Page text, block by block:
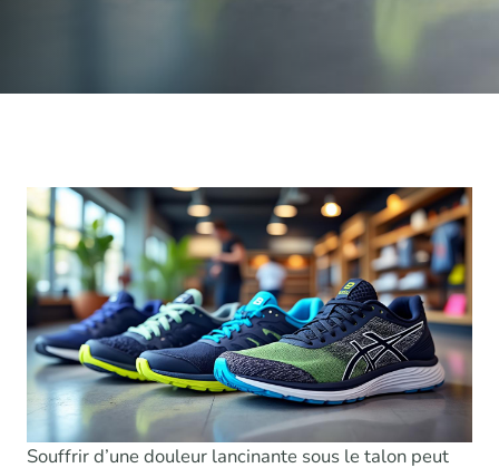
Souffrir d’une douleur lancinante sous le talon peut